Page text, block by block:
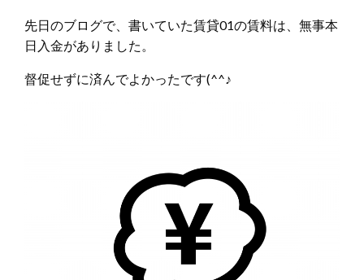
先日のブログで、書いていた賃貸01の賃料は、無事本
日入金がありました。
督促せずに済んでよかったです(^^♪